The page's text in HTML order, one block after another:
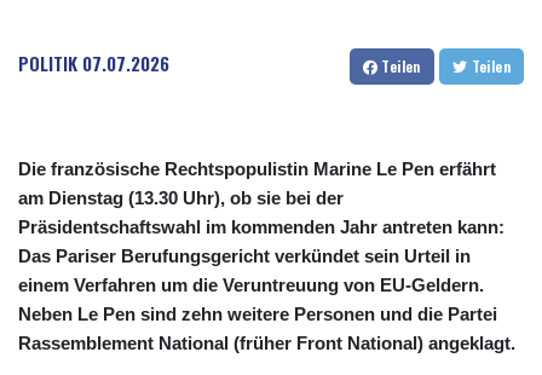
CVE 110.582239
DOP 67.310099
DZD 153.620497
EGP 57.544214
ERN 17.333012
ETB 184.827242
FJD 2.554311
FKP 0.85882
POLITIK 07.07.2026 Teilen Teilen
Die französische Rechtspopulistin Marine Le Pen erfährt
am Dienstag (13.30 Uhr), ob sie bei der
Präsidentschaftswahl im kommenden Jahr antreten kann:
Das Pariser Berufungsgericht verkündet sein Urteil in
einem Verfahren um die Veruntreuung von EU-Geldern.
Neben Le Pen sind zehn weitere Personen und die Partei
Rassemblement National (früher Front National) angeklagt.